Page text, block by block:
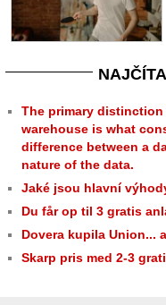
The primary distinction
warehouse is what
difference between a
nature of the data.
Jaké jsou hlavní
Du får op til 3 gratis
Dovera kupila Union...
Skarp pris med 2-3